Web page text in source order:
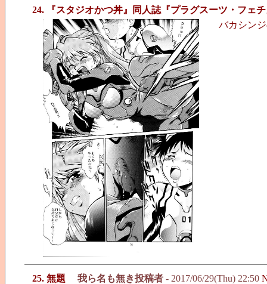
24. 『スタジオかつ丼』同人誌『プラグスーツ・フェ
バカシン
25. 無題 我ら名も無き投稿者 - 2017/06/29(Thu) 22:50